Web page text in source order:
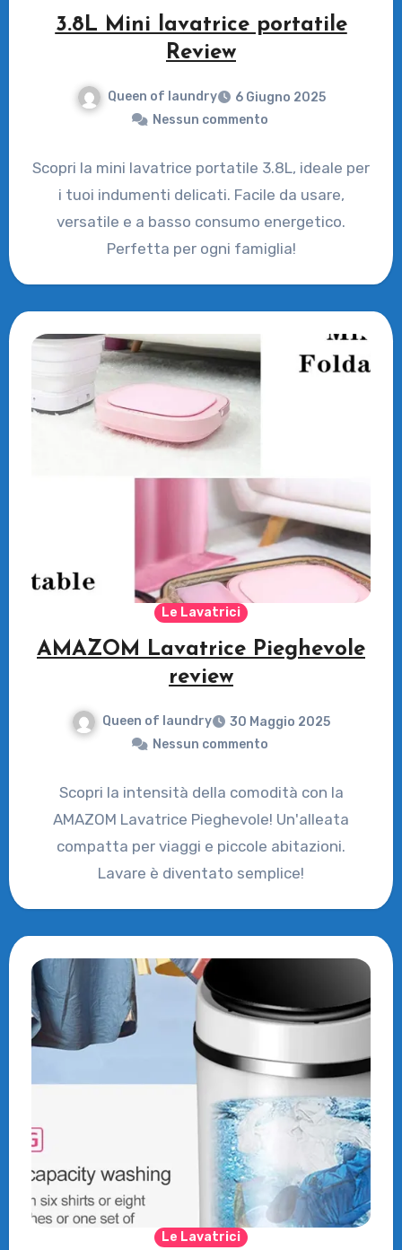
3.8L Mini lavatrice portatile
Review
Queen of laundry
6 Giugno 2025
Nessun commento
Scopri la mini lavatrice portatile 3.8L, ideale per
i tuoi indumenti delicati. Facile da usare,
versatile e a basso consumo energetico.
Perfetta per ogni famiglia!
Le Lavatrici
AMAZOM Lavatrice Pieghevole
review
Queen of laundry
30 Maggio 2025
Nessun commento
Scopri la intensità della comodità con la
AMAZOM Lavatrice Pieghevole! Un'alleata
compatta per viaggi e piccole abitazioni.
Lavare è diventato semplice!
Le Lavatrici